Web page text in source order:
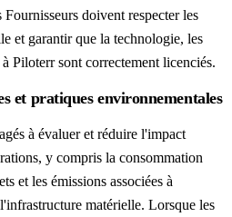
doivent respecter les
et garantir que la technologie, les
Piloterr sont correctement licenciés.
et pratiques environnementales
à évaluer et réduire l'impact
y compris la consommation
et les émissions associées à
matérielle. Lorsque les